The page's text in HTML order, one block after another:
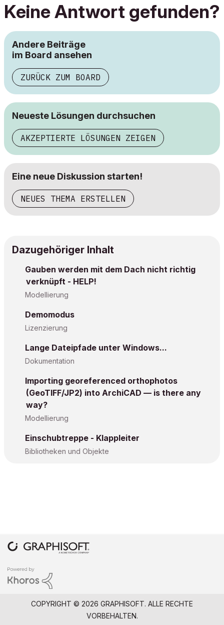
Keine Antwort gefunden?
Andere Beiträge
im Board ansehen
ZURÜCK ZUM BOARD
Neueste Lösungen durchsuchen
AKZEPTIERTE LÖSUNGEN ZEIGEN
Eine neue Diskussion starten!
NEUES THEMA ERSTELLEN
Dazugehöriger Inhalt
Gauben werden mit dem Dach nicht richtig
verknüpft - HELP!
Modellierung
Demomodus
Lizenzierung
Lange Dateipfade unter Windows...
Dokumentation
Importing georeferenced orthophotos
(GeoTIFF/JP2) into ArchiCAD — is there any
way?
Modellierung
Einschubtreppe - Klappleiter
Bibliotheken und Objekte
COPYRIGHT © 2026 GRAPHISOFT. ALLE RECHTE
VORBEHALTEN.